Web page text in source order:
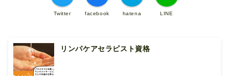
Twitter facebook hatena LINE
リンパケアセラピスト資格